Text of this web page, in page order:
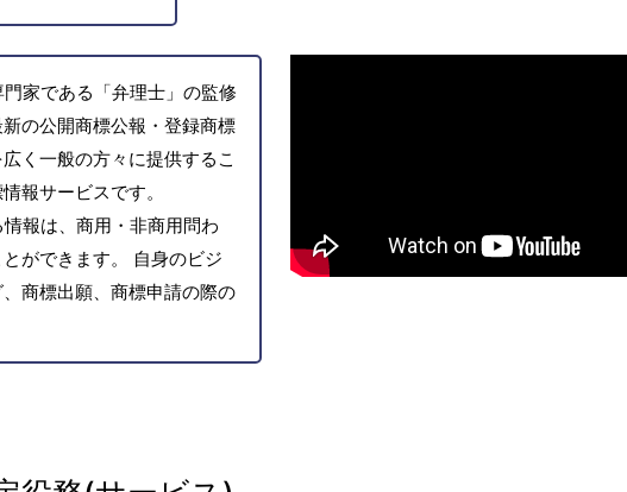
家である「弁理士」の監修
の公開商標公報・登録商標
く一般の方々に提供するこ
報サービスです。
報は、商用・非商用問わ
ができます。 自身のビジ
商標出願、商標申請の際の